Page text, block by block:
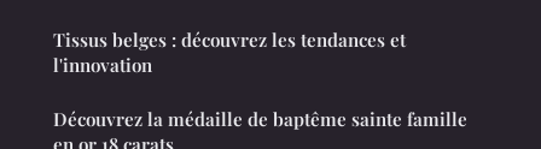
Tissus belges : découvrez les tendances et
l'innovation
Découvrez la médaille de baptême sainte famille